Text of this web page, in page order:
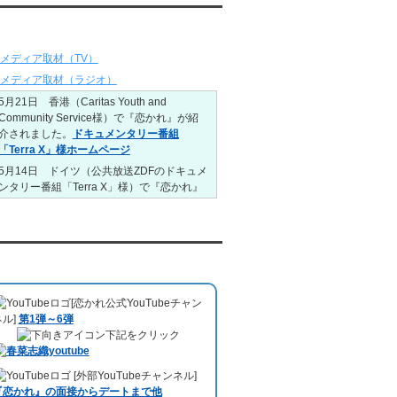
ました。
した。
ンタル彼氏と2回のオンラインデートがあ
ました。
25～5/31
ンタル彼氏と172回の通常デートがあり
した。
ました。
18～5/24
ンタル彼氏と1回のオンラインデートがあ
11～5/17
ンタル彼氏と164回の通常デートがあり
した。
ンタル彼氏と2回のオンラインデートがあ
ました。
4～5/10
ンタル彼氏と151回の通常デートがあり
メディア取材（TV）
メディア取材（ラジオ）
月21日 香港（Caritas Youth and
Service様）で『恋かれ』が紹
されました。
ドキュメンタリー番組
Terra X」様ホームページ
月14日 ドイツ（公共放送ZDFのドキュメ
タリー番組「Terra X」様）で『恋かれ』
紹介されました。Caritas Youth and
月26日22:00から福岡のラジオ局・RKB毎
た。、【22時今夜の活！】（実際の音
）のコーナーで福岡よしもとの服部さや
さんの軽快な語り口調で、事務局児玉が
ンタル彼氏のエピソードなどを語りまし
。
月11日 ドイツ最大規模のテレビ局
RTL」で レンタル彼氏が取材されまし
[恋かれ公式YouTubeチャン
ル] 第1弾～6弾
下記をクリック
[外部YouTubeチャンネル]
恋かれ』の面接からデートまで他